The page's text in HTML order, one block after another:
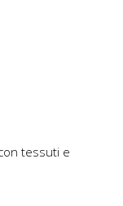
tessuti e